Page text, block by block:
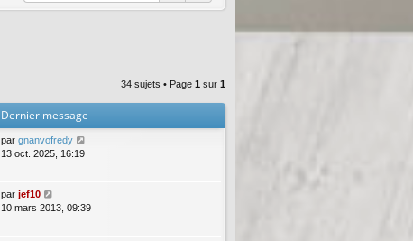
xi eg
r
34 sujets • Page 1 sur 1
Dernier message
par gnanvofredy
13 oct. 2025, 16:19
par jef10
10 mars 2013, 09:39